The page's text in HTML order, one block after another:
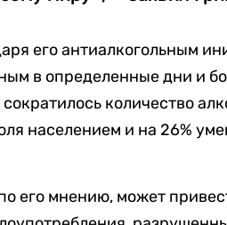
его антиалкогольным
в определенные дни и
количество
населением и на 26%
его мнению, может